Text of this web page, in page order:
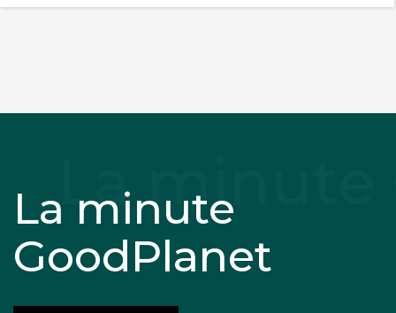
La minute
GoodPlanet